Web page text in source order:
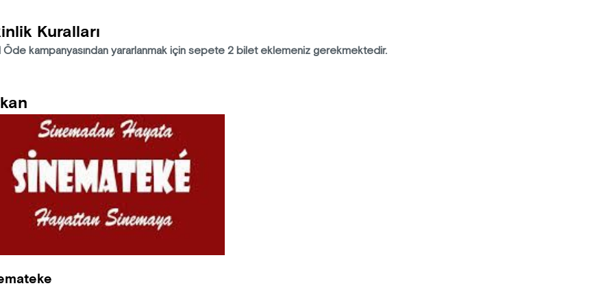
Kuralları
Öde kampanyasından yararlanmak için sepete 2 bilet eklemeniz gerekmektedir.